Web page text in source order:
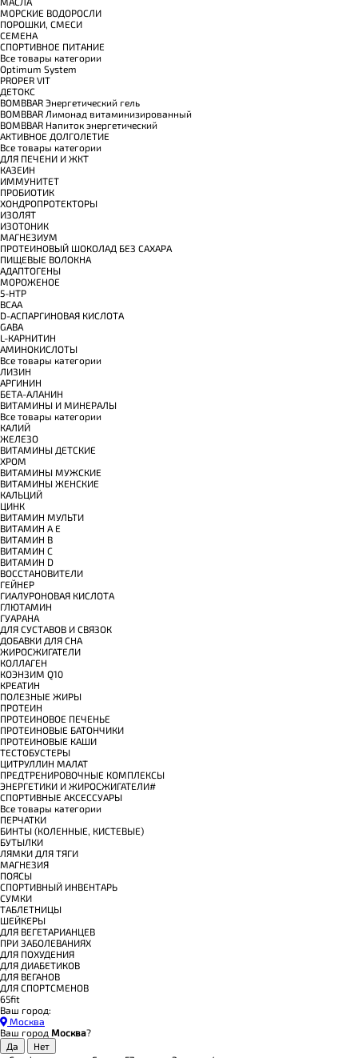
МОРСКИЕ ВОДОРОСЛИ
ПОРОШКИ, СМЕСИ
СЕМЕНА
СПОРТИВНОЕ ПИТАНИЕ
Все товары категории
Optimum System
PROPER VIT
ДЕТОКС
BOMBBAR Энергетический гель
BOMBBAR Лимонад витаминизированный
BOMBBAR Напиток энергетический
АКТИВНОЕ ДОЛГОЛЕТИЕ
Все товары категории
ДЛЯ ПЕЧЕНИ И ЖКТ
КАЗЕИН
ИММУНИТЕТ
ПРОБИОТИК
ХОНДРОПРОТЕКТОРЫ
ИЗОЛЯТ
ИЗОТОНИК
МАГНЕЗИУМ
ПРОТЕИНОВЫЙ ШОКОЛАД БЕЗ САХАРА
ПИЩЕВЫЕ ВОЛОКНА
АДАПТОГЕНЫ
МОРОЖЕНОЕ
5-HTP
BCAA
D-АСПАРГИНОВАЯ КИСЛОТА
GABA
L-КАРНИТИН
АМИНОКИСЛОТЫ
Все товары категории
ЛИЗИН
АРГИНИН
БЕТА-АЛАНИН
ВИТАМИНЫ И МИНЕРАЛЫ
Все товары категории
КАЛИЙ
ЖЕЛЕЗО
ВИТАМИНЫ ДЕТСКИЕ
ХРОМ
ВИТАМИНЫ МУЖСКИЕ
ВИТАМИНЫ ЖЕНСКИЕ
КАЛЬЦИЙ
ЦИНК
ВИТАМИН МУЛЬТИ
ВИТАМИН A E
ВИТАМИН B
ВИТАМИН C
ВИТАМИН D
ВОССТАНОВИТЕЛИ
ГЕЙНЕР
ГИАЛУРОНОВАЯ КИСЛОТА
ГЛЮТАМИН
ГУАРАНА
ДЛЯ СУСТАВОВ И СВЯЗОК
ДОБАВКИ ДЛЯ СНА
ЖИРОСЖИГАТЕЛИ
КОЛЛАГЕН
КОЭНЗИМ Q10
КРЕАТИН
ПОЛЕЗНЫЕ ЖИРЫ
ПРОТЕИН
ПРОТЕИНОВОЕ ПЕЧЕНЬЕ
ПРОТЕИНОВЫЕ БАТОНЧИКИ
ПРОТЕИНОВЫЕ КАШИ
ТЕСТОБУСТЕРЫ
ЦИТРУЛЛИН МАЛАТ
ПРЕДТРЕНИРОВОЧНЫЕ КОМПЛЕКСЫ
ЭНЕРГЕТИКИ И ЖИРОСЖИГАТЕЛИ#
СПОРТИВНЫЕ АКСЕССУАРЫ
Все товары категории
ПЕРЧАТКИ
БИНТЫ (КОЛЕННЫЕ, КИСТЕВЫЕ)
БУТЫЛКИ
ЛЯМКИ ДЛЯ ТЯГИ
МАГНЕЗИЯ
ПОЯСЫ
СПОРТИВНЫЙ ИНВЕНТАРЬ
СУМКИ
ТАБЛЕТНИЦЫ
ШЕЙКЕРЫ
ДЛЯ ВЕГЕТАРИАНЦЕВ
ПРИ ЗАБОЛЕВАНИЯХ
ДЛЯ ПОХУДЕНИЯ
ДЛЯ ДИАБЕТИКОВ
ДЛЯ ВЕГАНОВ
ДЛЯ СПОРТСМЕНОВ
65fit
Ваш город:
Москва
Ваш город Москва?